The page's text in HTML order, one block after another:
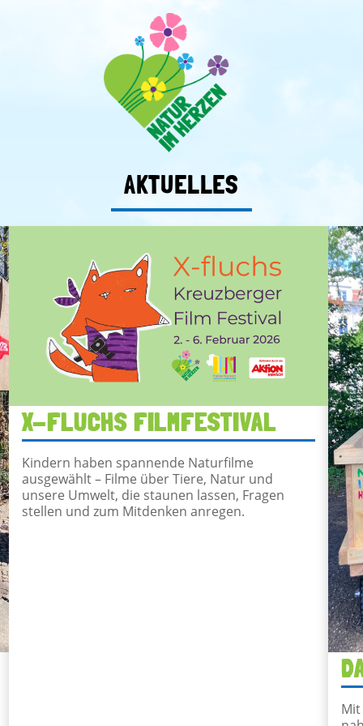
AKTUELLES
X-FLUCHS FILMFESTIVAL
Kindern haben spannende Naturfilme
ausgewählt – Filme über Tiere, Natur und
unsere Umwelt, die staunen lassen, Fragen
stellen und zum Mitdenken anregen.